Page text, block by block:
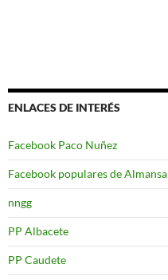
ENLACES DE INTERÉS
Facebook Paco Nuñez
Facebook populares de Almansa
nngg
PP Albacete
PP Caudete